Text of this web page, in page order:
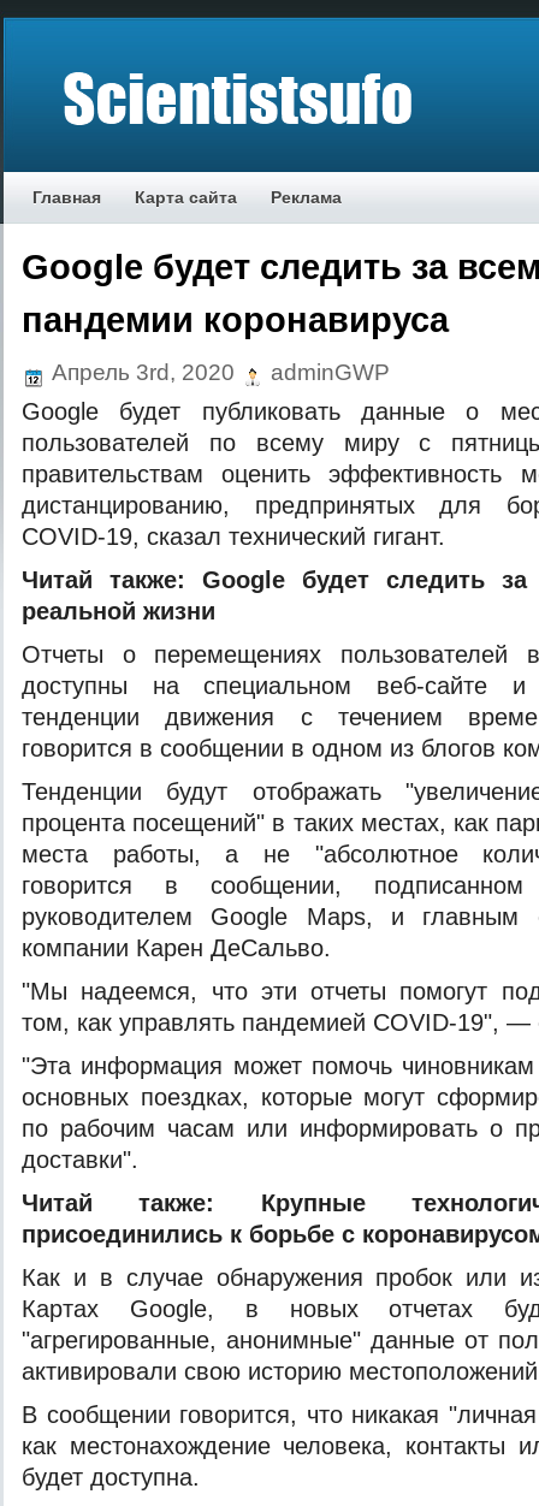
Главная Карта сайта Реклама
Google будет следить за
пандемии коронавируса
Апрель 3rd, 2020 adminGWP
Google будет публиковать данные о
пользователей по всему миру с
правительствам оценить эффективность
дистанцированию, предпринятых для
COVID-19, сказал технический гигант.
Читай также: Google будет следить за
реальной жизни
Отчеты о перемещениях пользователей
доступны на специальном веб-сайте и
тенденции движения с течением
говорится в сообщении в одном из блогов
Тенденции будут отображать
процента посещений" в таких местах, как
места работы, а не "абсолютное
говорится в сообщении,
руководителем Google Maps, и главным
компании Карен ДеСальво.
"Мы надеемся, что эти отчеты помогут
том, как управлять пандемией COVID-19", —
"Эта информация может помочь
основных поездках, которые могут
по рабочим часам или информировать о
доставки".
Читай также: Крупные
присоединились к борьбе с
Как и в случае обнаружения пробок или
Картах Google, в новых отчетах
"агрегированные, анонимные" данные от
активировали свою историю
В сообщении говорится, что никакая
как местонахождение человека, контакты
будет доступна.